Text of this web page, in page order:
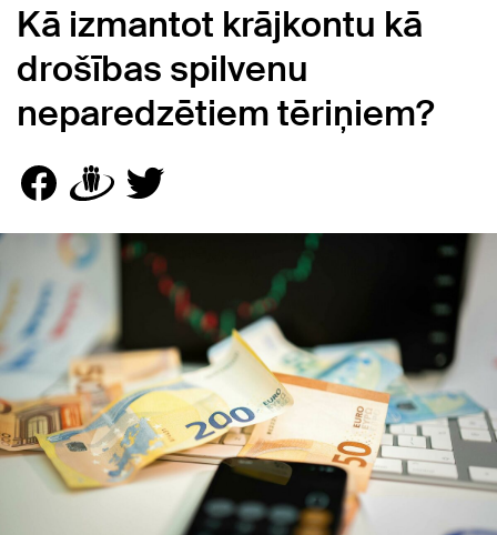
Kā izmantot krājkontu kā
drošības spilvenu
neparedzētiem tēriņiem?